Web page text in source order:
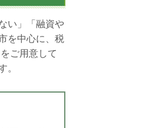
い」「融資や
を中心に、税
ご用意して
。